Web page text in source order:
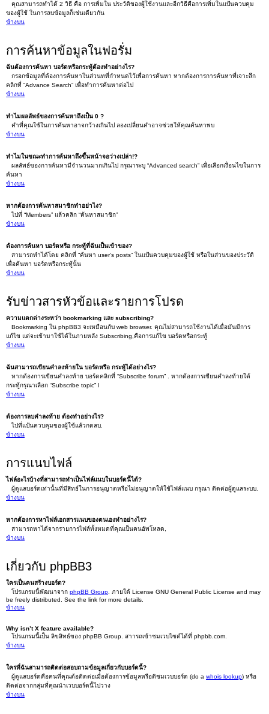
คุณสามารถทำได้ 2 วิธี คือ การเพิ่มใน ประวัติของผู้ใช้งานและอีกวิธีคือการเพิ่มในแป้นควบคุม
ของผู้ใช้ ในการลบข้อมูลก็เช่นเดียวกัน
ข้างบน
การค้นหาข้อมูลในฟอรั่ม
ฉันต้องการค้นหา บอร์ดหรือกระทู้ต้องทำอย่างไร?
กรอกข้อมูลที่ต้องการค้นหาในส่วนทที่กำหนดไว้เพื่อการค้นหา หากต้องการการค้นหาที่เจาะลึก
คลิกที่ “Advance Search” เพื่อทำการค้นหาต่อไป
ข้างบน
ทำไมผลลัพธ์ของการค้นหาถึงเป็น 0 ?
คำที่คุณใช้ในการค้นหาอาจกว้างเกินไป ลองเปลี่ยนคำอาจช่วยให้คุณค้นหาพบ
ข้างบน
ทำไมในขณะทำการค้นหาถึงขึ้นหน้าจอว่างเปล่า!?
ผลลัพธ์ของการค้นหามีจำนวนมากเกินไป กรุณาระบุ “Advanced search” เพื่อเลือกเงื่อนไขในการ
ค้นหา
ข้างบน
หากต้องการค้นหาสมาชิกทำอย่าไง?
ไปที่ “Members” แล้วคลิก “ค้นหาสมาชิก”
ข้างบน
ต้องการค้นหา บอร์ดหรือ กระทู้ที่ฉันเป็นเข้าของ?
สามารถทำได้โดย คลิกที่ “ค้นหา user’s posts” ในแป้นควบคุมของผู้ใช้ หรือในส่วนของประวัติ
เพื่อค้นหา บอร์ดหรือกระทู้นั้น
ข้างบน
รับข่าวสารหัวข้อและรายการโปรด
ความแตกต่างระหว่า bookmarking และ subscribing?
Bookmarking ใน phpBB3 จะเหมือนกับ web browser. คุณไม่สามารถใช้งานได้เมื่อมันมีการ
แก้ไข แต่จะเข้ามาใช้ได้ในภายหลัง Subscribing,คือการแก้ไข บอร์ดหรือกระทู้
ข้างบน
ฉันสามารถเขียนคำลงท้ายใน บอร์ดหรือ กระทู้ได้อย่างไร?
หากต้องการเขียนคำลงท้าย บอร์ดคลิกที่ “Subscribe forum” . หากต้องการเขียนคำลงท้ายใต้
กระทู้กรุณาเลือก “Subscribe topic” l
ข้างบน
ต้องการลบคำลงท้าย ต้องทำอย่างไร?
ไปที่แป้นควบคุมของผู้ใช้แล้วกดลบ.
ข้างบน
การแนบไฟล์
ไฟล์อะไรบ้างที่สามารถทำเป็นไฟล์แนบในบอร์ดนี้ได้?
ผู้ดูแลบอร์ดเท่านั้นที่มีสิทธ์ในการอนุญาตหรือไม่อนุญาตให้ใช้ไฟล์แนบ กรุณา ติดต่อผู้ดูแลระบบ.
ข้างบน
หากต้องการหาไฟล์เอกสารแนบของตนเองทำอย่างไร?
สามารถหาได้จากรายการไฟล์ทั้งหมดที่คุณเป็นคนอัพโหลด,
ข้างบน
เกี่ยวกับ phpBB3
ใครเป็นคนสร้างบอร์ด?
โปรแกรมนี้พัฒนาจาก phpBB Group . ภายใต้ License GNU General Public License and may
be freely distributed. See the link for more details.
ข้างบน
Why isn’t X feature available?
โปรแกรมนี้เป็น ลิขสิทธ์ของ phpBB Group. สาารถเข้าชมเวบไซต์ได้ที่ phpbb.com.
ข้างบน
ใครที่ฉันสามารถติดต่อสอบถามข้อมูลเกี่ยวกับบอร์ดนี้?
ผู้ดูแลบอร์ดคือคนที่คุณต้อติดต่อเมื่อต้องการข้อมูลหรือติชมเวบบอร์ด (do a whois lookup) หรือ
ติดต่อจากกลุ่มที่คุณนำเวบบอร์ดนี้ไปวาง
ข้างบน